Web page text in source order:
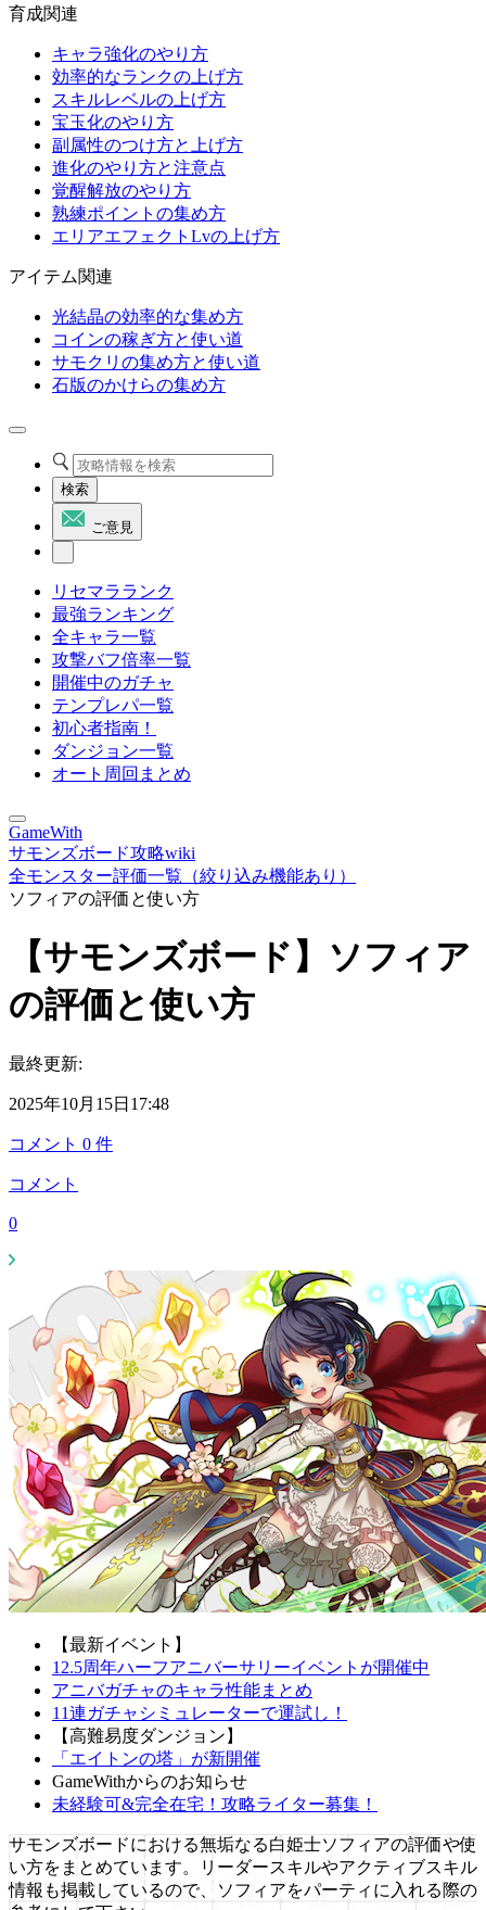
育成関連
キャラ強化のやり方
効率的なランクの上げ方
スキルレベルの上げ方
宝玉化のやり方
副属性のつけ方と上げ方
進化のやり方と注意点
覚醒解放のやり方
熟練ポイントの集め方
エリアエフェクトLvの上げ方
アイテム関連
光結晶の効率的な集め方
コインの稼ぎ方と使い道
サモクリの集め方と使い道
石版のかけらの集め方
検索
ご意見
リセマラランク
最強ランキング
全キャラ一覧
攻撃バフ倍率一覧
開催中のガチャ
テンプレパ一覧
初心者指南！
ダンジョン一覧
オート周回まとめ
GameWith
サモンズボード攻略wiki
全モンスター評価一覧（絞り込み機能あり）
ソフィアの評価と使い方
【サモンズボード】ソフィア
の評価と使い方
最終更新:
2025年10月15日17:48
コメント 0 件
コメント
0
【最新イベント】
12.5周年ハーフアニバーサリーイベントが開催中
アニバガチャのキャラ性能まとめ
11連ガチャシミュレーターで運試し！
【高難易度ダンジョン】
「エイトンの塔」が新開催
GameWithからのお知らせ
未経験可&完全在宅！攻略ライター募集！
サモンズボードにおける無垢なる白姫士ソフィアの評価や使
い方をまとめています。リーダースキルやアクティブスキル
情報も掲載しているので、ソフィアをパーティに入れる際の